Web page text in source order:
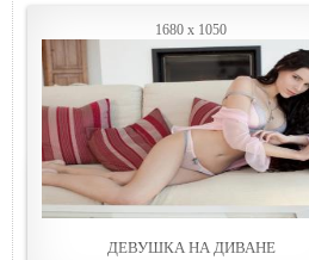
1680 x 1050
ДЕВУШКА НА ДИВАНЕ